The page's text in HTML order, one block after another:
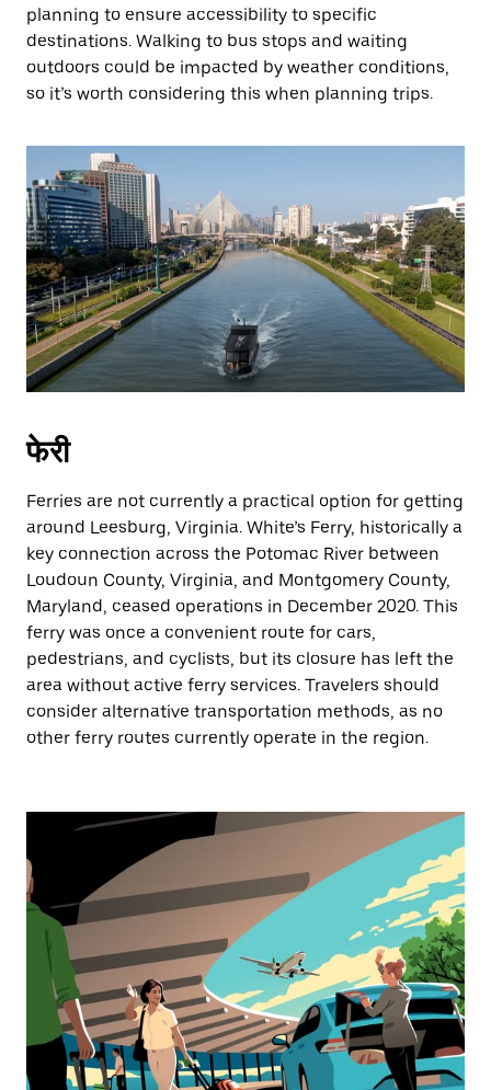
planning to ensure accessibility to specific
destinations. Walking to bus stops and waiting
outdoors could be impacted by weather conditions,
so it’s worth considering this when planning trips.
फेरी
Ferries are not currently a practical option for getting
around Leesburg, Virginia. White’s Ferry, historically a
key connection across the Potomac River between
Loudoun County, Virginia, and Montgomery County,
Maryland, ceased operations in December 2020. This
ferry was once a convenient route for cars,
pedestrians, and cyclists, but its closure has left the
area without active ferry services. Travelers should
consider alternative transportation methods, as no
other ferry routes currently operate in the region.